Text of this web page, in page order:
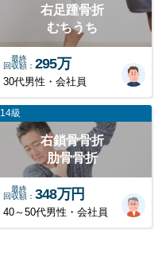
右足踵骨折
むちうち
最終
回収額
295万
30代男性・会社員
14級
右鎖骨骨折
肋骨骨折
最終
回収額
348万円
40～50代男性・会社員